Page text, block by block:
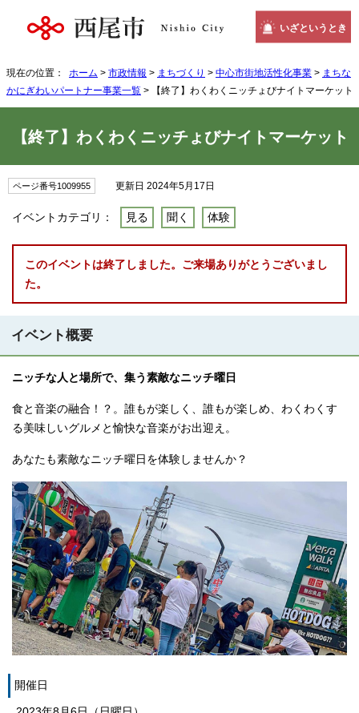
いざというとき
現在の位置： ホーム > 市政情報 > まちづくり > 中心市街地活性化事業 > まちな
かにぎわいパートナー事業一覧 > 【終了】わくわくニッチょびナイトマーケット
【終了】わくわくニッチょびナイトマーケット
ページ番号1009955 更新日 2024年5月17日
イベントカテゴリ： 見る 聞く 体験
このイベントは終了しました。ご来場ありがとうございまし
た。
イベント概要
ニッチな人と場所で、集う素敵なニッチ曜日
食と音楽の融合！？。誰もが楽しく、誰もが楽しめ、わくわくす
る美味しいグルメと愉快な音楽がお出迎え。
あなたも素敵なニッチ曜日を体験しませんか？
開催日